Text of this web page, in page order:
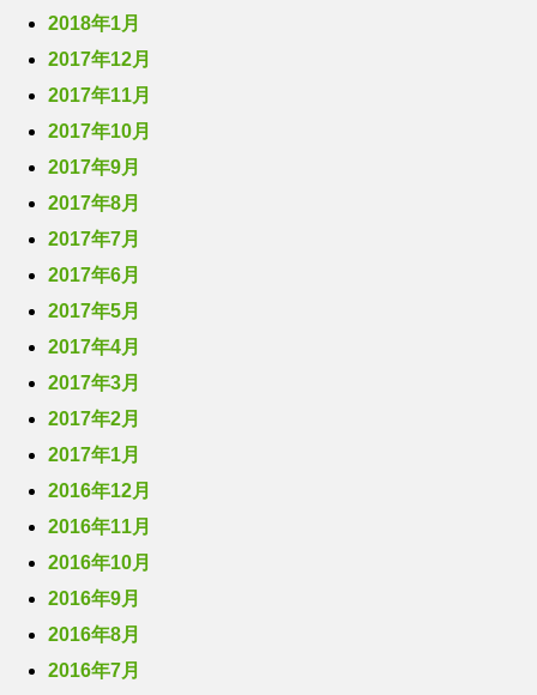
2018年1月
2017年12月
2017年11月
2017年10月
2017年9月
2017年8月
2017年7月
2017年6月
2017年5月
2017年4月
2017年3月
2017年2月
2017年1月
2016年12月
2016年11月
2016年10月
2016年9月
2016年8月
2016年7月